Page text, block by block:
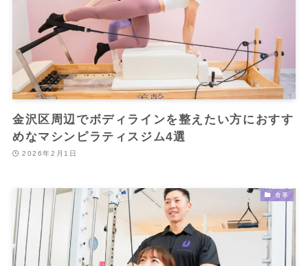
金沢区周辺でボディラインを整えたい方におすす
めなマシンピラティスジム4選
2026年2月1日
食事